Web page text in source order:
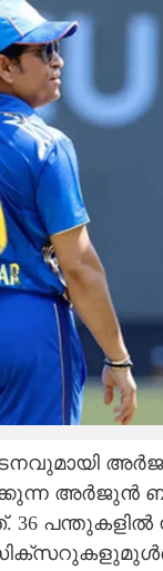
അർജുൻ
36